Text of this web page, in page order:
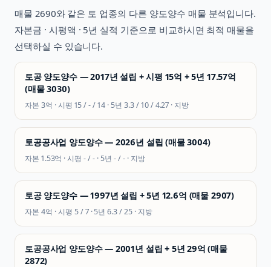
매물 2690와 같은 토 업종의 다른 양도양수 매물 분석입니다.
자본금 · 시평액 · 5년 실적 기준으로 비교하시면 최적 매물을
선택하실 수 있습니다.
토공 양도양수 — 2017년 설립 + 시평 15억 + 5년 17.57억
(매물 3030)
자본 3억 · 시평 15 / - / 14 · 5년3.3 / 10 / 4.27 · 지방
토공공사업 양도양수 — 2026년 설립 (매물 3004)
자본 1.53억 · 시평- / - · 5년- / -· 지방
토공 양도양수 — 1997년 설립 + 5년 12.6억 (매물 2907)
자본 4억 · 시평 5 / 7· 5년6.3 / 25· 지방
토공공사업 양도양수 — 2001년 설립 + 5년 29억 (매물
2872)